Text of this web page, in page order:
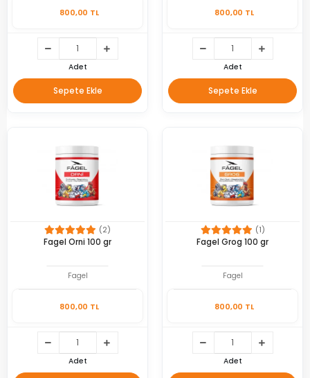
800,00 TL
Adet
Sepete Ekle
800,00 TL
Adet
Sepete Ekle
(2)
Fagel Orni 100 gr
Fagel
800,00 TL
Adet
(1)
Fagel Grog 100 gr
Fagel
800,00 TL
Adet